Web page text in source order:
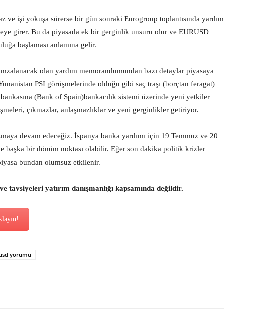
ve işi yokuşa sürerse bir gün sonraki Eurogroup toplantısında yardım
girer. Bu da piyasada ek bir gerginlik unsuru olur ve EURUSD
başlaması anlamına gelir.
olan yardım memorandumundan bazı detaylar piyasaya
PSI görüşmelerinde olduğu gibi saç traşı (borçtan feragat)
(Bank of Spain)bankacılık sistemi üzerinde yeni yetkiler
çıkmazlar, anlaşmazlıklar ve yeni gerginlikler getiriyor.
devam edeceğiz. İspanya banka yardımı için 19 Temmuz ve 20
başka bir dönüm noktası olabilir. Eğer son dakika politik krizler
bundan olumsuz etkilenir.
yatırım danışmanlığı kapsamında değildir.
yorumu